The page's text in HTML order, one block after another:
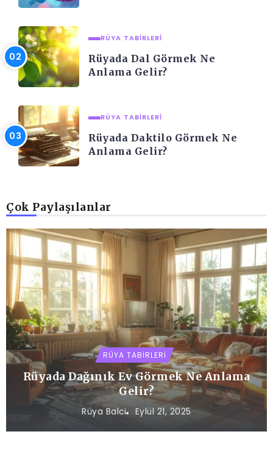
RÜYA TABIRLERI
Rüyada Dal Görmek Ne
Anlama Gelir?
RÜYA TABIRLERI
Rüyada Daktilo Görmek Ne
Anlama Gelir?
Çok Paylaşılanlar
RÜYA TABIRLERI
Rüyada Dağınık Ev Görmek Ne Anlama
Gelir?
Rüya Balci Eylül 21, 2025